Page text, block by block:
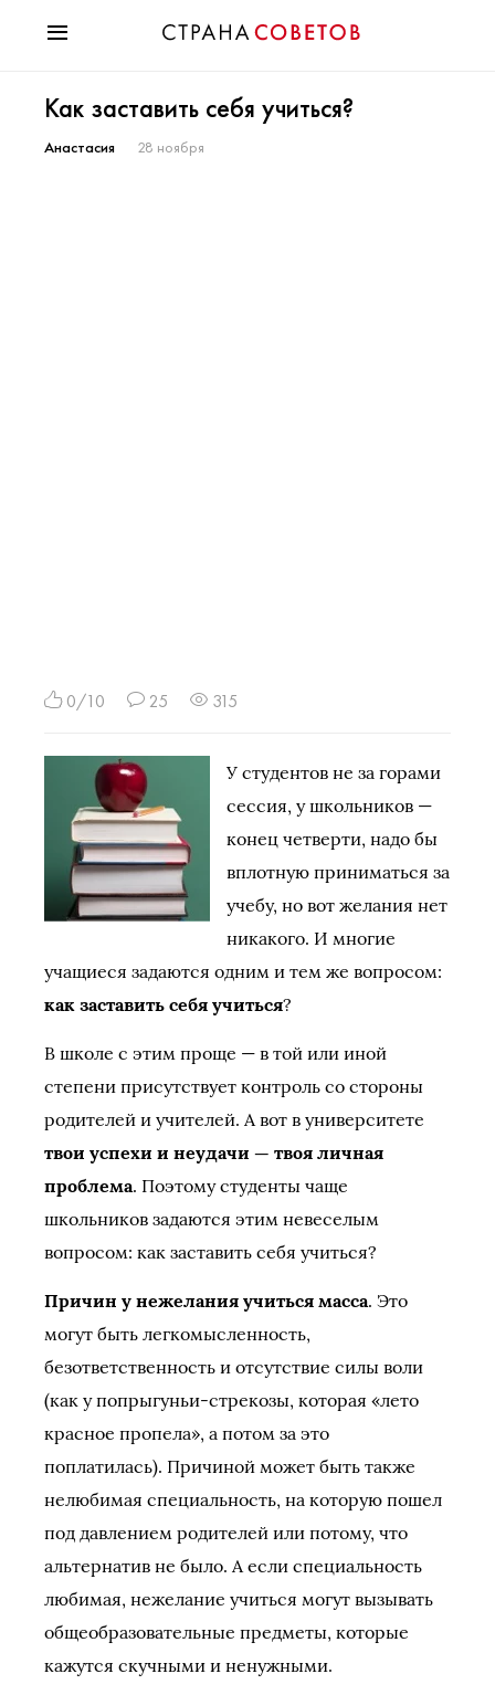
Мода
Звезды
Как заставить себя учиться?
Анастасия 28 ноября
0/10 25 315
У студентов не за горами
сессия, у школьников —
конец четверти, надо бы
вплотную приниматься за
учебу, но вот желания нет
никакого. И многие
учащиеся задаются одним и тем же вопросом:
как заставить себя учиться?
В школе с этим проще — в той или иной
степени присутствует контроль со стороны
родителей и учителей. А вот в университете
твои успехи и неудачи — твоя личная
проблема. Поэтому студенты чаще
школьников задаются этим невеселым
вопросом: как заставить себя учиться?
Причин у нежелания учиться масса. Это
могут быть легкомысленность,
безответственность и отсутствие силы воли
(как у попрыгуньи-стрекозы, которая «лето
красное пропела», а потом за это
поплатилась). Причиной может быть также
нелюбимая специальность, на которую пошел
под давлением родителей или потому, что
альтернатив не было. А если специальность
любимая, нежелание учиться могут вызывать
общеобразовательные предметы, которые
кажутся скучными и ненужными.